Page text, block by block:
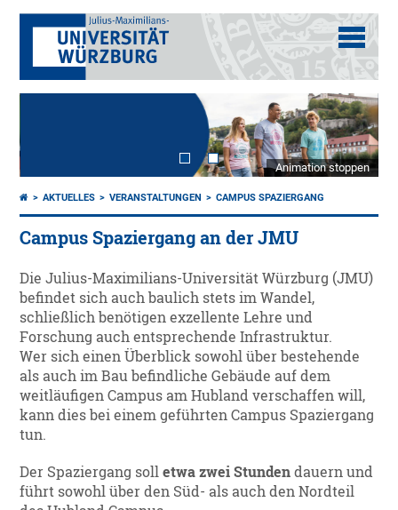
Animation stoppen
AKTUELLES VERANSTALTUNGEN CAMPUS SPAZIERGANG
Campus Spaziergang an der JMU
Die Julius-Maximilians-Universität Würzburg (JMU)
befindet sich auch baulich stets im Wandel,
schließlich benötigen exzellente Lehre und
Forschung auch entsprechende Infrastruktur.
Wer sich einen Überblick sowohl über bestehende
als auch im Bau befindliche Gebäude auf dem
weitläufigen Campus am Hubland verschaffen will,
kann dies bei einem geführten Campus Spaziergang
tun.
Der Spaziergang solletwa zwei Stunden dauern und
führt sowohl über den Süd- als auch den Nordteil